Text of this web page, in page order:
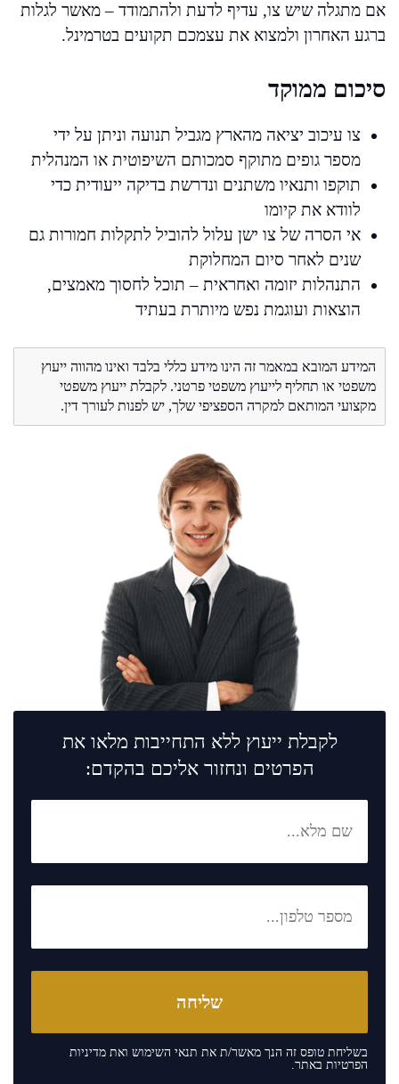
אם מתגלה שיש צו, עדיף לדעת ולהתמודד – מאשר לגלות
ברגע האחרון ולמצוא את עצמכם תקועים בטרמינל.
סיכום ממוקד
צו עיכוב יציאה מהארץ מגביל תנועה וניתן על ידי
מספר גופים מתוקף סמכותם השיפוטית או המנהלית
תוקפו ותנאיו משתנים ונדרשת בדיקה ייעודית כדי
לוודא את קיומו
אי הסרה של צו ישן עלול להוביל לתקלות חמורות גם
שנים לאחר סיום המחלוקת
התנהלות יזומה ואחראית – תוכל לחסוך מאמצים,
הוצאות ועוגמת נפש מיותרת בעתיד
המידע המובא במאמר זה הינו מידע כללי בלבד ואינו מהווה ייעוץ
משפטי או תחליף לייעוץ משפטי פרטני. לקבלת ייעוץ משפטי
מקצועי המותאם למקרה הספציפי שלך, יש לפנות לעורך דין.
לקבלת ייעוץ ללא התחייבות מלאו את
הפרטים ונחזור אליכם בהקדם:
בשליחת טופס זה הנך מאשר/ת את תנאי השימוש ואת מדיניות
הפרטיות באתר.